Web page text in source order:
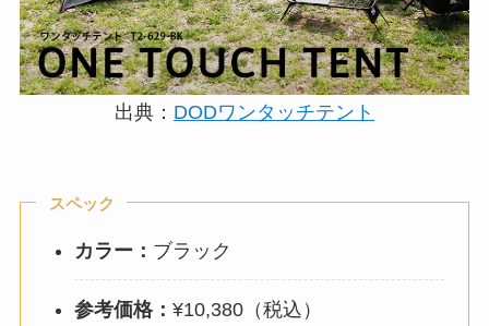
出典： DODワンタッチテント
スペック
カラー： ブラック
参考価格：¥10,380（税込）